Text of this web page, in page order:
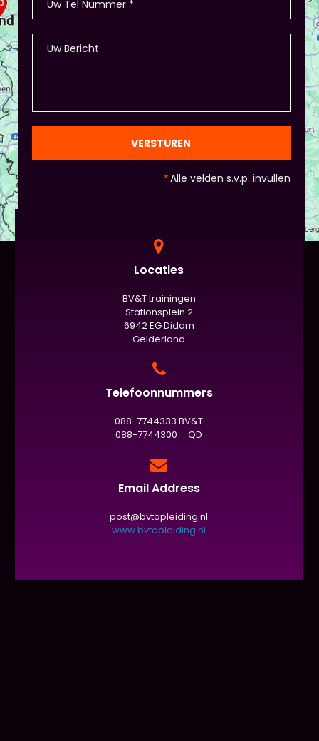
- Als je hierbij je eigen creativiteit in wil zetten is
dat altijd mogelijk! Maar: overleg dit dan wel met
Piet of hij dit wil in plaats van een eindpresentatie
+ zorg ervoor dat de deelnemers wel hun
en die van Piet en vervolgens de deelnemers:
gezien de eindpresentaties van 5 minuten de
officiële/vaste werkvorm zijn. Voor beginners is het
evaluatieformulier niet :)
VERSTUREN
*Alle velden s.v.p. invullen
Locaties
BV&T trainingen
Stationsplein 2
6942 EG Didam
Gelderland
Telefoonnummers
088-7744333 BV&T
088-7744300 QD
Email Address
post@bvtopleiding.nl
www.bvtopleiding.nl